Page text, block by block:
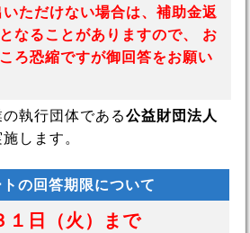
いただけない場合は、補助金返
なることがありますので、
お
ろ恐縮ですが御回答をお願い
執行団体である公益財団法人
します。
の回答期限について
１日（火）まで